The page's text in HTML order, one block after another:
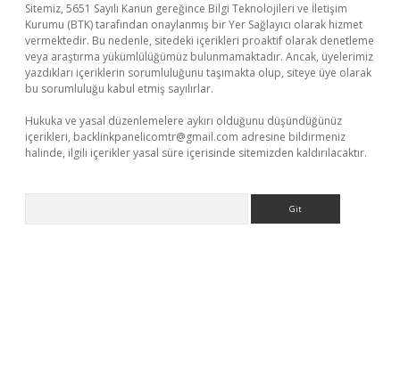
Sitemiz, 5651 Sayılı Kanun gereğince Bilgi Teknolojileri ve İletişim
Kurumu (BTK) tarafından onaylanmış bir Yer Sağlayıcı olarak hizmet
vermektedir. Bu nedenle, sitedeki içerikleri proaktif olarak denetleme
veya araştırma yükümlülüğümüz bulunmamaktadır. Ancak, üyelerimiz
yazdıkları içeriklerin sorumluluğunu taşımakta olup, siteye üye olarak
bu sorumluluğu kabul etmiş sayılırlar.
Hukuka ve yasal düzenlemelere aykırı olduğunu düşündüğünüz
içerikleri, backlinkpanelicomtr@gmail.com adresine bildirmeniz
halinde, ilgili içerikler yasal süre içerisinde sitemizden kaldırılacaktır.